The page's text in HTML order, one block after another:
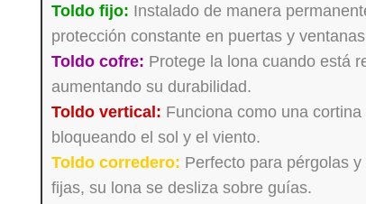
Toldo fijo: Instalado de manera
protección constante en puertas y
Toldo cofre: Protege la lona cuando está
aumentando su durabilidad.
Toldo vertical: Funciona como una cortina
bloqueando el sol y el viento.
Toldo corredero: Perfecto para pérgolas
fijas, su lona se desliza sobre guías.